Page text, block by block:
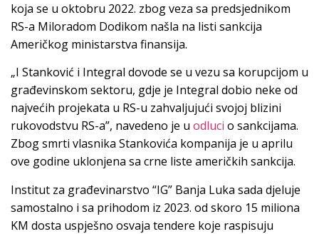
koja se u oktobru 2022. zbog veza sa predsjednikom
RS-a Miloradom Dodikom našla na listi sankcija
Američkog ministarstva finansija.
„I Stanković i Integral dovode se u vezu sa korupcijom u
građevinskom sektoru, gdje je Integral dobio neke od
najvećih projekata u RS-u zahvaljujući svojoj blizini
rukovodstvu RS-a”, navedeno je u odluci o sankcijama.
Zbog smrti vlasnika Stankovića kompanija je u aprilu
ove godine uklonjena sa crne liste američkih sankcija.
Institut za građevinarstvo “IG” Banja Luka sada djeluje
samostalno i sa prihodom iz 2023. od skoro 15 miliona
KM dosta uspješno osvaja tendere koje raspisuju